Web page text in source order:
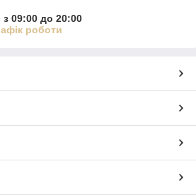
09:00 до 20:00
роботи